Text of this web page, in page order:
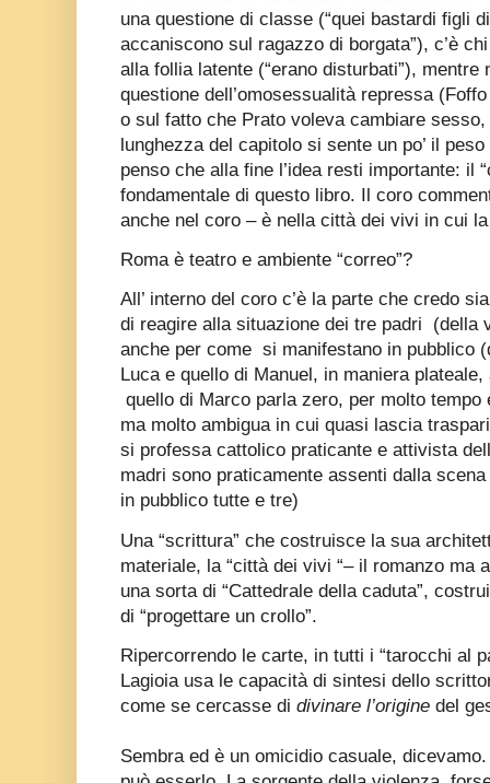
una questione di classe (“quei bastardi figli
accaniscono sul ragazzo di borgata”), c’è
alla follia latente (“erano disturbati”),
questione dell’omosessualità repressa
o sul fatto che Prato voleva cambiare
lunghezza del capitolo si sente un po’ il
penso che alla fine l’idea resti importante: il
fondamentale di questo libro. Il coro
anche nel coro – è nella città dei vivi in cui
Roma è teatro e ambiente “correo”?
All’ interno del coro c’è la parte che credo
di reagire alla situazione dei tre padri
(della
anche per come si manifestano in pubblico
Luca e quello di Manuel, in maniera
quello di Marco parla zero, per molto
ma molto ambigua in cui quasi lascia
si professa cattolico praticante e attivista
madri sono praticamente assenti dalla
in pubblico tutte e tre)
Una “scrittura” che costruisce la sua
materiale, la “città dei vivi “– il romanzo ma
una sorta di “Cattedrale della caduta”,
di “progettare un crollo”.
Ripercorrendo le carte, in tutti i “tarocchi al
Lagioia usa le capacità di sintesi dello
come se cercasse di divinare l’origine del
Sembra ed è un omicidio casuale,